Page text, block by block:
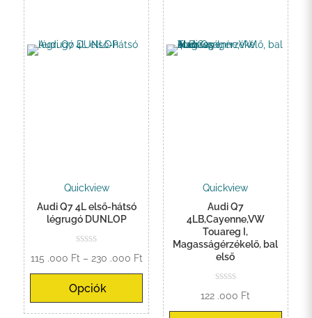
Quickview
Audi Q7 4L első-hátsó
légrugó DUNLOP
115 .000 Ft – 230 .000 FtÁrtartomány:
115
.000 Ft
-
Opciók
Quickview
Audi Q7
4LB,Cayenne,VW
Touareg I,
Magasságérzékelő, bal
első
122 .000 Ft